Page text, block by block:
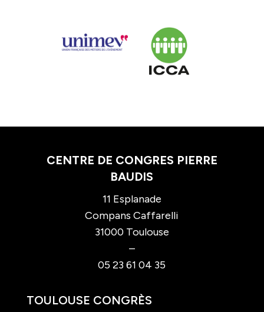
CENTRE DE CONGRES PIERRE
BAUDIS
11 Esplanade
Compans Caffarelli
31000 Toulouse
–
05 23 61 04 35
TOULOUSE CONGRÈS